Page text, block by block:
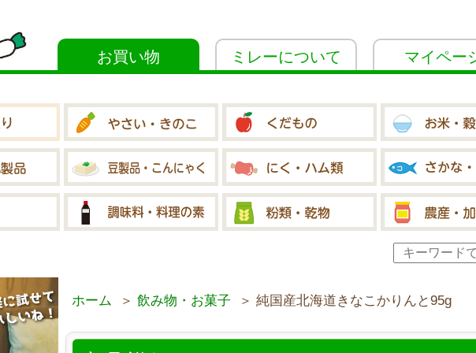
お買い物 ミレーについて マイペー
ホーム ＞飲み物・お菓子 ＞ 純国産北海道きなこかりんと95g